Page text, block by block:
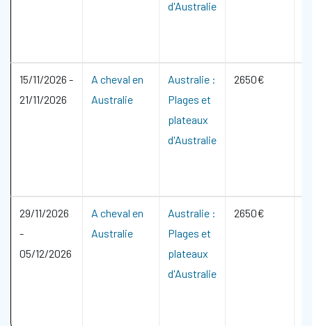
d'Australie
15/11/2026 -
21/11/2026
A cheval en
Australie
Australie :
Plages et
plateaux
d'Australie
2650€
29/11/2026
-
05/12/2026
A cheval en
Australie
Australie :
Plages et
plateaux
d'Australie
2650€